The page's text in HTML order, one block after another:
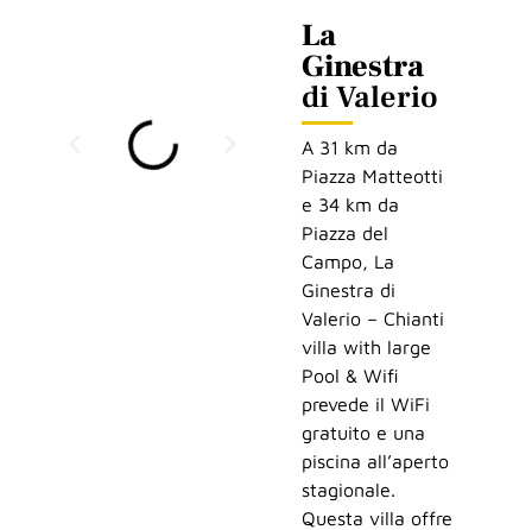
La
Ginestra
di Valerio
A 31 km da
Piazza Matteotti
e 34 km da
Piazza del
Campo, La
Ginestra di
Valerio – Chianti
villa with large
Pool & Wifi
prevede il WiFi
gratuito e una
piscina all’aperto
stagionale.
Questa villa offre